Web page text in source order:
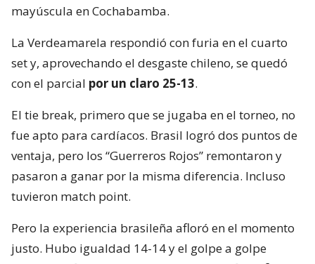
mayúscula en Cochabamba.
La Verdeamarela respondió con furia en el cuarto
set y, aprovechando el desgaste chileno, se quedó
con el parcial por un claro 25-13.
El tie break, primero que se jugaba en el torneo, no
fue apto para cardíacos. Brasil logró dos puntos de
ventaja, pero los “Guerreros Rojos” remontaron y
pasaron a ganar por la misma diferencia. Incluso
tuvieron match point.
Pero la experiencia brasileña afloró en el momento
justo. Hubo igualdad 14-14 y el golpe a golpe